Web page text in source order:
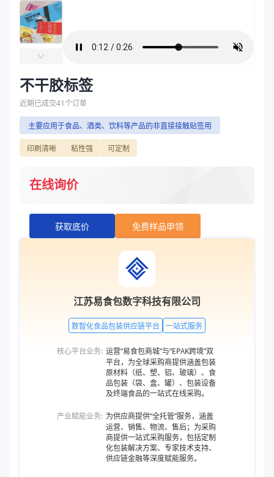
商品图片
不干胶标签
近期已成交41个订单
主要应用于食品、酒类、饮料等产品的非直接接触贴签用
印刷清晰 粘性强 可定制
在线询价
获取底价 免费样品申领
江苏易食包数字科技有限公司
数智化食品包装供应链平台 一站式服务
核心平台业务: 运营“易食包商城”与“EPAK跨境”双
平台，为全球采购商提供涵盖包装
原材料（纸、塑、铝、玻璃）、食
品包装（袋、盒、罐）、包装设备
及终端食品的一站式在线采购。
产业赋能业务: 为供应商提供“全托管”服务，涵盖
运营、销售、物流、售后；为采购
商提供一站式采购服务，包括定制
化包装解决方案、专家技术支持、
供应链金融等深度赋能服务。